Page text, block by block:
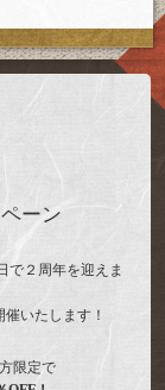
ーン
で２周年を迎えま
催いたします！
限定で